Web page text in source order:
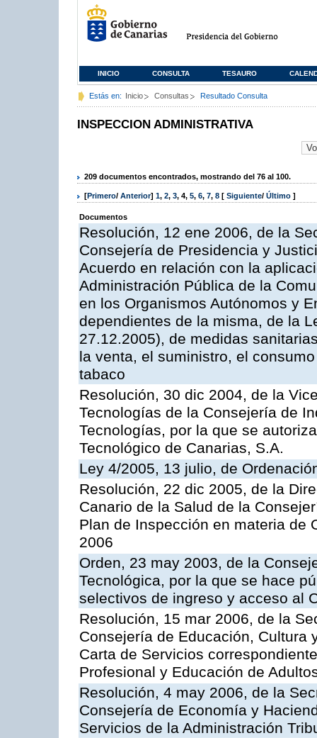
INICIO CONSULTA TESAURO
Estás en: Inicio Consultas Resultado Consulta
INSPECCION ADMINISTRATIVA
209 documentos encontrados, mostrando del 76 al 100.
[Primero/ Anterior] 1, 2, 3, 4, 5, 6, 7, 8 [ Siguiente/ Último ]
Documentos
Resolución, 12 ene 2006, de la
Consejería de Presidencia y
Acuerdo en relación con la
Administración Pública de la
en los Organismos Autónomos y
dependientes de la misma, de la
27.12.2005), de medidas
la venta, el suministro, el
tabaco
Resolución, 30 dic 2004, de la
Tecnologías de la Consejería de
Tecnologías, por la que se
Tecnológico de Canarias, S.A.
Ley 4/2005, 13 julio, de
Resolución, 22 dic 2005, de la
Canario de la Salud de la
Plan de Inspección en materia de
2006
Orden, 23 may 2003, de la
Tecnológica, por la que se hace
selectivos de ingreso y acceso al
Resolución, 15 mar 2006, de la
Consejería de Educación, Cultura
Carta de Servicios
Profesional y Educación de
Resolución, 4 may 2006, de la
Consejería de Economía y
Servicios de la Administración